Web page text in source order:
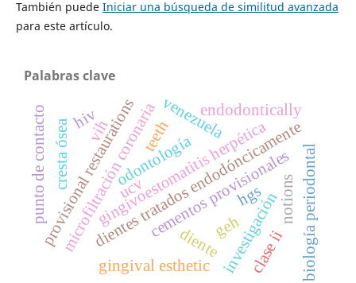
También puede Iniciar una búsqueda de similitud avanzada
para este artículo.
Palabras clave
gingivoestomatitis herpética
geh
hgs
microfiltración coronariacementos provisionales
dientes tratados endodóncicamente
provisional restaurations endodontically
odontología
venezuela
ucv
investigación biología periodontal
diente
cresta ósea
punto de contacto
gingival esthetic
teeth
vih
hiv
notions
clase ii